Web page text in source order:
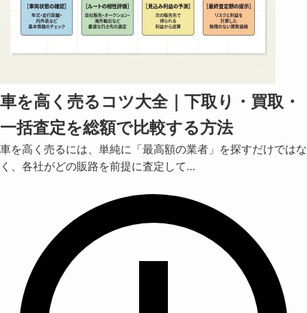
車を高く売るコツ大全｜下取り・買取・
一括査定を総額で比較する方法
車を高く売るには、単純に「最高額の業者」を探すだけではな
く、各社がどの販路を前提に査定して…